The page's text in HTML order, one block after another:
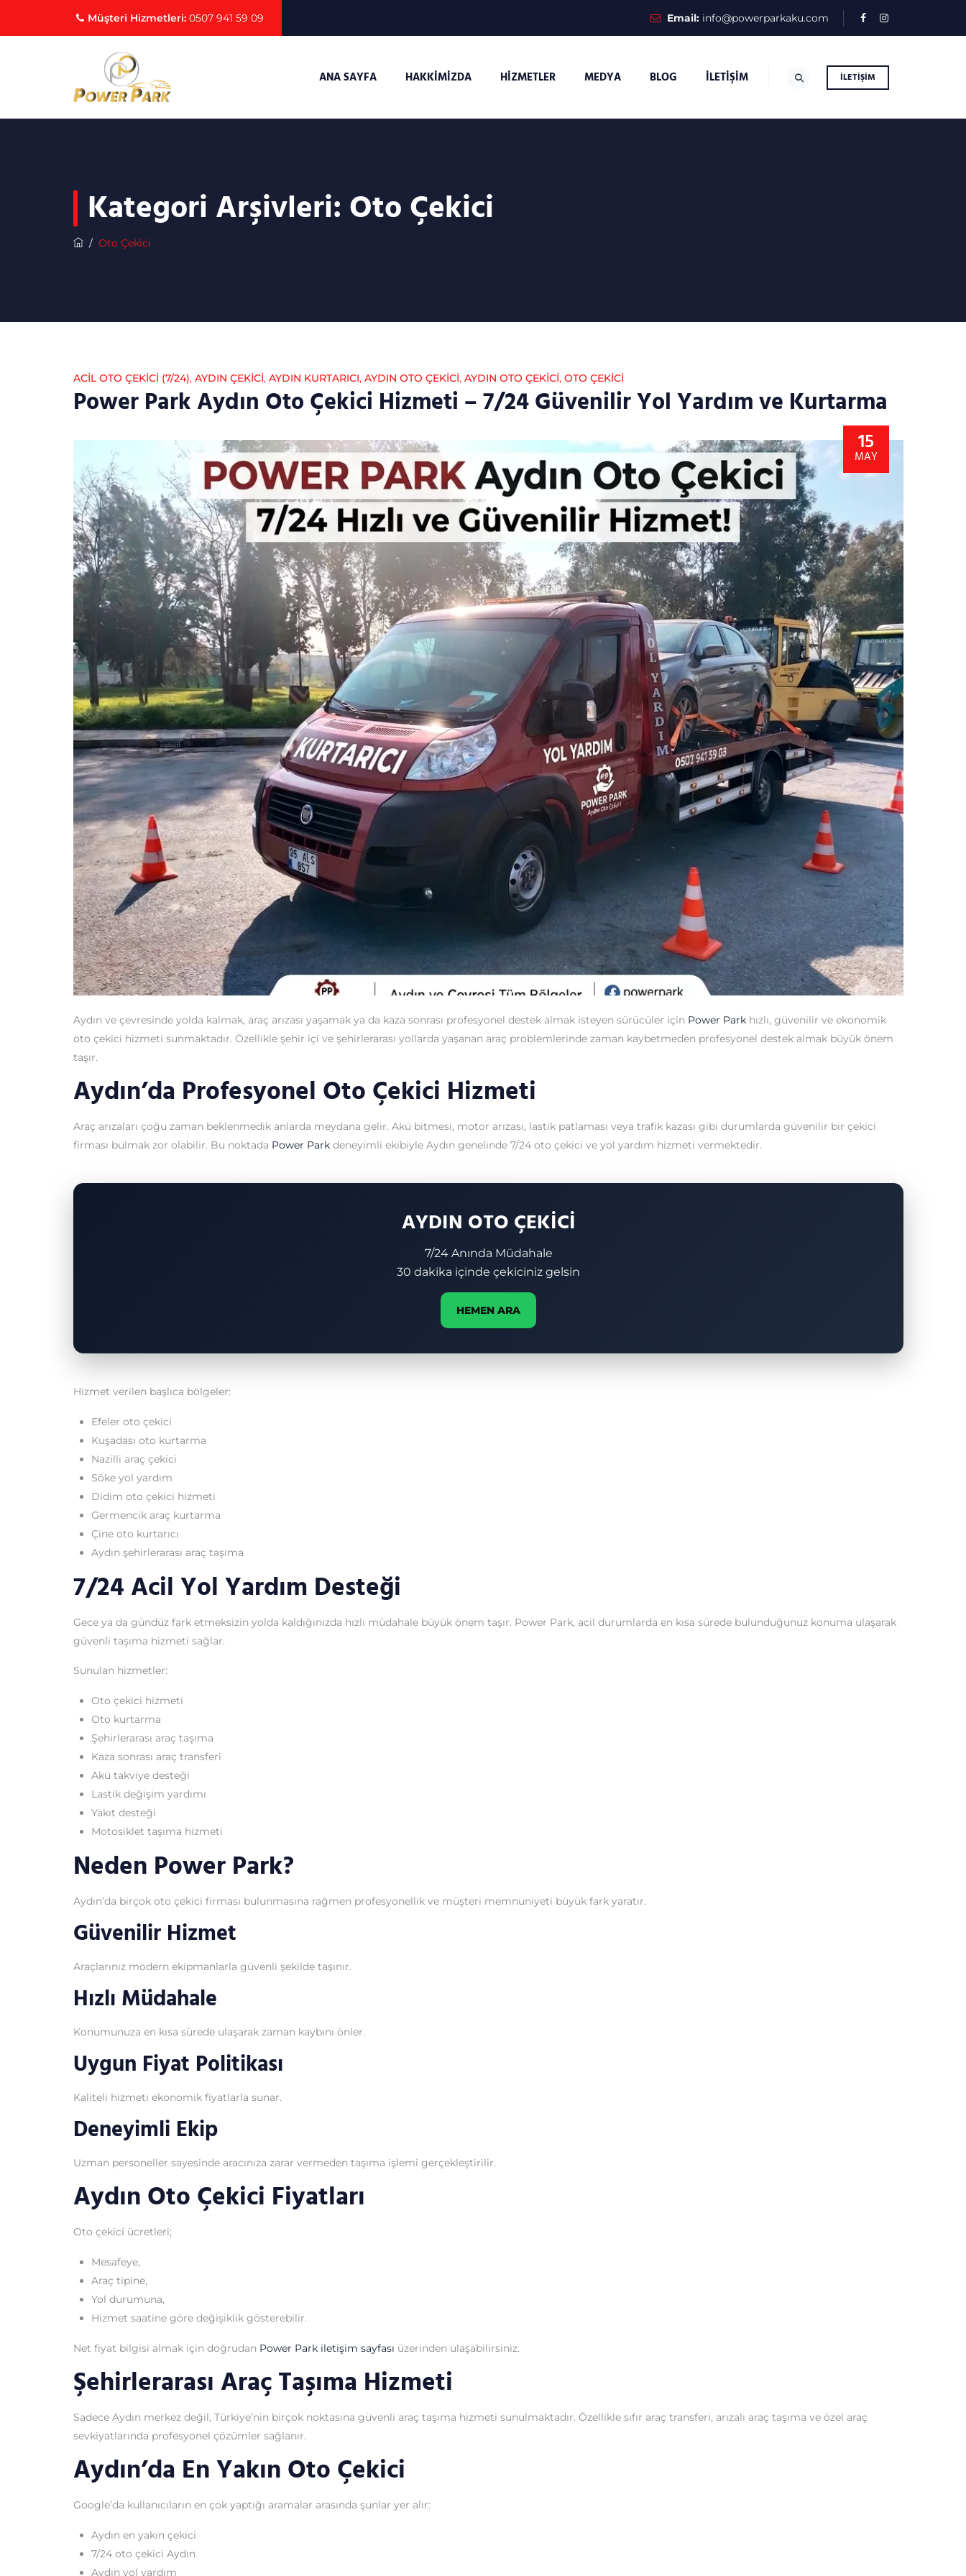
Müşteri Hizmetleri: 0507 941 59 09 Email: info@powerparkaku.com
İLETIŞIM
ANA SAYFA HAKKIMIZDA HIZMETLER MEDYA BLOG İLETIŞIM
Kategori Arşivleri: Oto Çekici
/ Oto Çekici
ACİL OTO ÇEKİCİ (7/24), AYDIN ÇEKICI, AYDIN KURTARICI, AYDIN OTO ÇEKICI, AYDIN OTO ÇEKICI, OTO ÇEKICI
Power Park Aydın Oto Çekici Hizmeti – 7/24 Güvenilir Yol Yardım ve Kurtarma
15
MAY
Aydın ve çevresinde yolda kalmak, araç arızası yaşamak ya da kaza sonrası profesyonel destek almak isteyen sürücüler için Power Park hızlı, güvenilir ve ekonomik
oto çekici hizmeti sunmaktadır. Özellikle şehir içi ve şehirlerarası yollarda yaşanan araç problemlerinde zaman kaybetmeden profesyonel destek almak büyük önem
taşır.
Aydın’da Profesyonel Oto Çekici Hizmeti
Araç arızaları çoğu zaman beklenmedik anlarda meydana gelir. Akü bitmesi, motor arızası, lastik patlaması veya trafik kazası gibi durumlarda güvenilir bir çekici
firması bulmak zor olabilir. Bu noktada Power Park deneyimli ekibiyle Aydın genelinde 7/24 oto çekici ve yol yardım hizmeti vermektedir.
AYDIN OTO ÇEKİCİ
7/24 Anında Müdahale
30 dakika içinde çekiciniz gelsin
HEMEN ARA
Hizmet verilen başlıca bölgeler:
Efeler oto çekici
Kuşadası oto kurtarma
Nazilli araç çekici
Söke yol yardım
Didim oto çekici hizmeti
Germencik araç kurtarma
Çine oto kurtarıcı
Aydın şehirlerarası araç taşıma
7/24 Acil Yol Yardım Desteği
Gece ya da gündüz fark etmeksizin yolda kaldığınızda hızlı müdahale büyük önem taşır. Power Park, acil durumlarda en kısa sürede bulunduğunuz konuma ulaşarak
güvenli taşıma hizmeti sağlar.
Sunulan hizmetler:
Oto çekici hizmeti
Oto kurtarma
Şehirlerarası araç taşıma
Kaza sonrası araç transferi
Akü takviye desteği
Lastik değişim yardımı
Yakıt desteği
Motosiklet taşıma hizmeti
Neden Power Park?
Aydın’da birçok oto çekici firması bulunmasına rağmen profesyonellik ve müşteri memnuniyeti büyük fark yaratır.
Güvenilir Hizmet
Araçlarınız modern ekipmanlarla güvenli şekilde taşınır.
Hızlı Müdahale
Konumunuza en kısa sürede ulaşarak zaman kaybını önler.
Uygun Fiyat Politikası
Kaliteli hizmeti ekonomik fiyatlarla sunar.
Deneyimli Ekip
Uzman personeller sayesinde aracınıza zarar vermeden taşıma işlemi gerçekleştirilir.
Aydın Oto Çekici Fiyatları
Oto çekici ücretleri;
Mesafeye,
Araç tipine,
Yol durumuna,
Hizmet saatine göre değişiklik gösterebilir.
Net fiyat bilgisi almak için doğrudan Power Park iletişim sayfası üzerinden ulaşabilirsiniz.
Şehirlerarası Araç Taşıma Hizmeti
Sadece Aydın merkez değil, Türkiye’nin birçok noktasına güvenli araç taşıma hizmeti sunulmaktadır. Özellikle sıfır araç transferi, arızalı araç taşıma ve özel araç
sevkiyatlarında profesyonel çözümler sağlanır.
Aydın’da En Yakın Oto Çekici
Google’da kullanıcıların en çok yaptığı aramalar arasında şunlar yer alır:
Aydın en yakın çekici
7/24 oto çekici Aydın
Aydın yol yardım